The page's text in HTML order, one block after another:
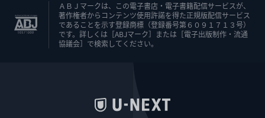
ＡＢＪマークは、この電子書店・電子書籍配信サービスが、
著作権者からコンテンツ使用許諾を得た正規版配信サービス
であることを示す登録商標（登録番号第６０９１７１３号）
です。詳しくは［ABJマーク］または［電子出版制作・流通
協議会］で検索してください。